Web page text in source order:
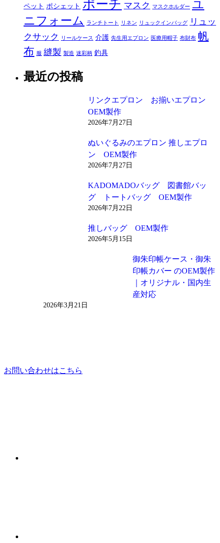
ペット ポシェット ポーチ マスク マスクホルダー ユ
ニフォーム
ランチトート リネン リュックインバッグ
リュッ
クサック
リールケース 介護 先生用エプロン 医療用帽子 布財布 帆
布 服 縫製 製造 迷彩柄 釣具
最近の投稿
リンクエプロン お揃いエプロン
OEM製作
2026年7月27日
ぬいぐるみのエプロン 推しエプロ
ン OEM製作
2026年7月27日
KADOMADOバッグ 図書館バッ
グ トートバッグ OEM製作
2026年7月22日
推しバッグ OEM製作
2026年5月15日
御朱印帳ケース・御朱
印帳カバー のOEM製作
｜オリジナル・国内生
産対応
2026年3月21日
お問い合わせはこちら